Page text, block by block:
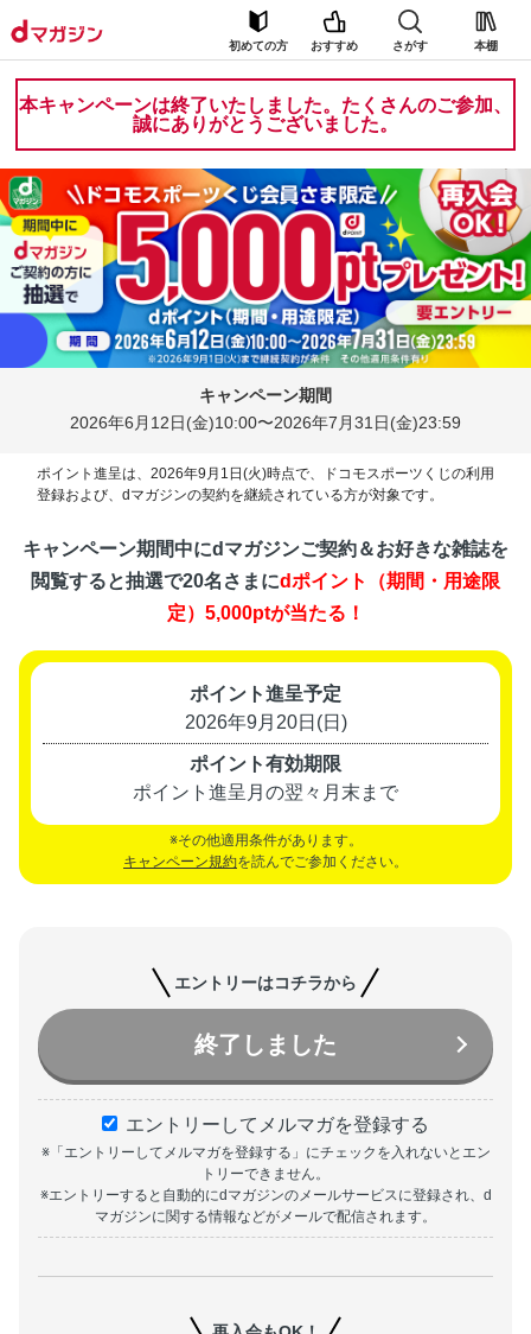
初めての方 おすすめ さがす 本棚
本キャンペーンは終了いたしました。たくさんのご参加、
誠にありがとうございました。
キャンペーン期間
2026年6月12日(金)10:00〜2026年7月31日(金)23:59
ポイント進呈は、2026年9月1日(火)時点で、ドコモスポーツくじの利用
登録および、 dマガジンの契約を継続されている方が対象です。
キャンペーン期間中にdマガジンご契約＆お好きな雑誌を
閲覧すると抽選で20名さまにdポイント（期間・用途限
定）5,000ptが当たる！
ポイント進呈予定
2026年9月20日(日)
ポイント有効期限
ポイント進呈月の翌々月末まで
※その他適用条件があります。
キャンペーン規約を読んでご参加ください。
エントリーはコチラから
終了しました
エントリーしてメルマガを登録する
※「エントリーしてメルマガを登録する」にチェックを入れないとエン
トリーできません。
※エントリーすると自動的にdマガジンのメールサービスに登録され、d
マガジンに関する情報などがメールで配信されます。